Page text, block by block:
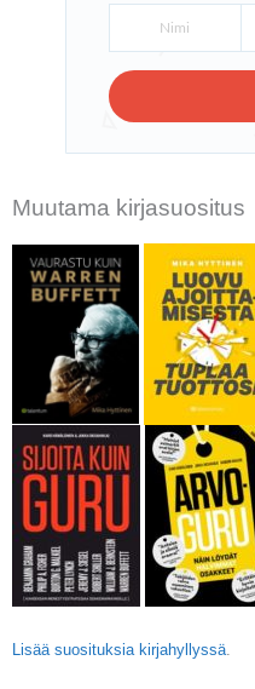
Muutama kirjasuositus
Lisää suosituksia kirjahyllyssä